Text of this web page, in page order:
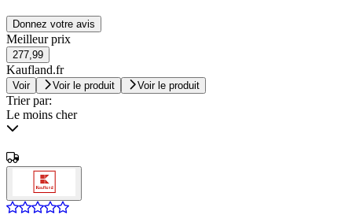
Donnez votre avis
Meilleur prix
277,99
Kaufland.fr
Voir Voir le produit Voir le produit
Trier par:
Le moins cher